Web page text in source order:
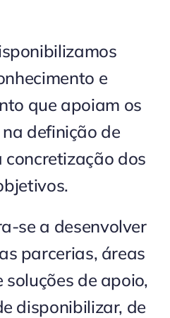
e
que apoiam os
definição de
dos
se a desenvolver
parcerias, áreas
de apoio,
disponibilizar, de